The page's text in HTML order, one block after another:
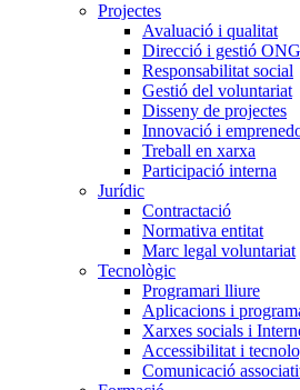
Projectes
Avaluació i qualitat
Direcció i gestió ONG
Responsabilitat social
Gestió del voluntariat
Disseny de projectes
Innovació i
Treball en xarxa
Participació interna
Jurídic
Contractació
Normativa entitat
Marc legal voluntariat
Tecnològic
Programari lliure
Aplicacions i
Xarxes socials i
Accessibilitat i
Comunicació